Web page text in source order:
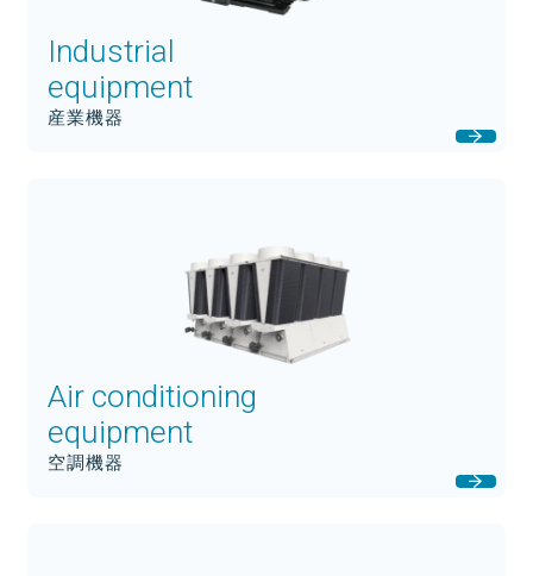
Industrial
equipment
産業機器
Air conditioning
equipment
空調機器